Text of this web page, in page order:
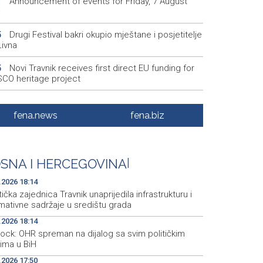
Drugi Festival bakri okupio mještane i posjetitelje
Novi Travnik receives first direct EU funding for
heritage project
Crishock: OHR maintains an open dialogue with
stakeholders in BiH
Španska krajnja ljevica i desnica ujedinjene protiv
kao suorganizatora SP 2030.
fena.news fena.biz
I HERCEGOVINA
18:14
zajednica Travnik unaprijedila infrastrukturu i
sadržaje u središtu grada
18:14
OHR spreman na dijalog sa svim političkim
u BiH
17:50